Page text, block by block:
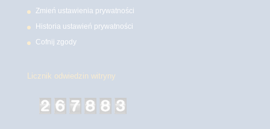
Zmień ustawienia prywatności
Historia ustawień prywatności
Cofnij zgody
Licznik odwiedzin witryny